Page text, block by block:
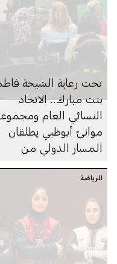
تحت رعاية الشيخة
بنت مبارك.. الاتحاد
النسائي العام
موانئ أبوظبي يطلقان
المسار الدولي من
لتمكين المرأة في
التجارة الرقمية
والخدمات اللوجستية
الرياضة